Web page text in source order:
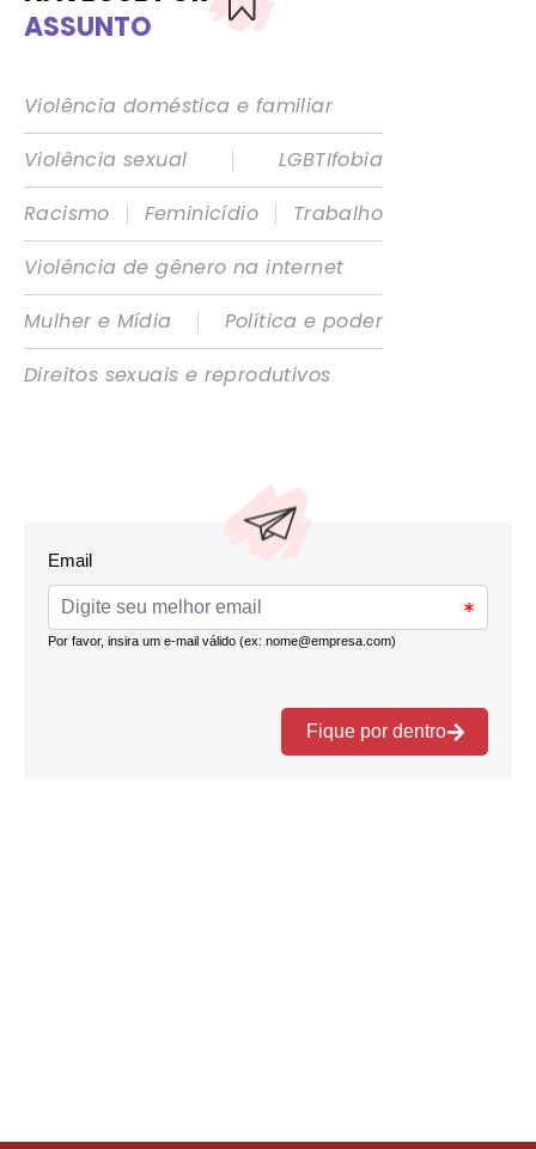
ASSUNTO
Violência doméstica e familiar
Violência sexual
|
LGBTIfobia
Racismo
| Feminicídio |
Trabalho
Violência de gênero na internet
Mulher e Mídia
|
Política e poder
Direitos sexuais e reprodutivos